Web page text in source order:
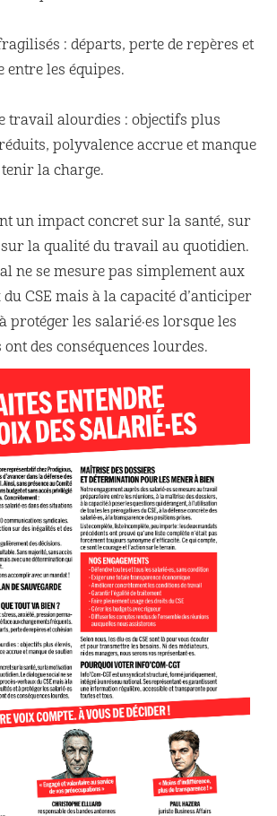
: départs, perte de repères et
entre les équipes.
travail alourdies : objectifs plus
polyvalence accrue et manque
la charge.
un impact concret sur la santé, sur
la qualité du travail au quotidien.
ne se mesure pas simplement aux
CSE mais à la capacité d’anticiper
protéger les salarié·es lorsque les
des conséquences lourdes.